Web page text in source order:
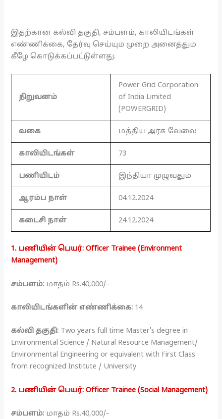
இதற்கான கல்வி தகுதி, சம்பளம், காலியிடங்கள்
எண்ணிக்கை, தேர்வு செய்யும் முறை அனைத்தும்
கீழே கொடுக்கப்பட்டுள்ளது.
நிறுவனம்
Power Grid Corporation
of India Limited
(POWERGRID)
வகை மத்திய அரசு வேலை
காலியிடங்கள் 73
பணியிடம் இந்தியா முழுவதும்
ஆரம்ப நாள் 04.12.2024
கடைசி நாள் 24.12.2024
1. பணியின் பெயர்: Officer Trainee (Environment
Management)
சம்பளம்: மாதம் Rs.40,000/-
காலியிடங்களின் எண்ணிக்கை: 14
கல்வி தகுதி: Two years full time Master’s degree in
Environmental Science / Natural Resource Management/
Environmental Engineering or equivalent with First Class
from recognized Institute / University
2. பணியின் பெயர்: Officer Trainee (Social Management)
சம்பளம்: மாதம் Rs.40,000/-